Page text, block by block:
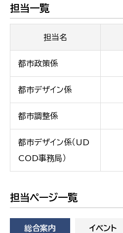
担当一覧
担当名
都市政策係
都市デザイン係
都市調整係
都市デザイン係（UD
COD事務局）
担当ページ一覧
総合案内 イベント